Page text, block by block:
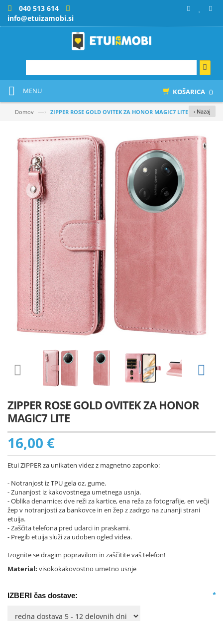
040 513 614
info@etuizamobi.si
KOŠARICA ()
MENU
‹ Nazaj
Domov —› ZIPPER ROSE GOLD OVITEK ZA HONOR MAGIC7 LITE
ZIPPER ROSE GOLD OVITEK ZA HONOR
MAGIC7 LITE
16,00 €
Etui ZIPPER za unikaten videz z magnetno zaponko:
- Notranjost iz TPU gela oz. gume.
- Zunanjost iz kakovostnega umetnega usnja.
- Oblika denarnice: dve reži za kartice, ena reža za fotografije, en večji
žep v notranjosti za bankovce in en žep z zadrgo na zunanji strani
etuija.
- Zaščita telefona pred udarci in praskami.
- Pregib etuija služi za udoben ogled videa.
Izognite se dragim popravilom in zaščitite vaš telefon!
Material: visokokakovostno umetno usnje
*
IZBERI čas dostave: